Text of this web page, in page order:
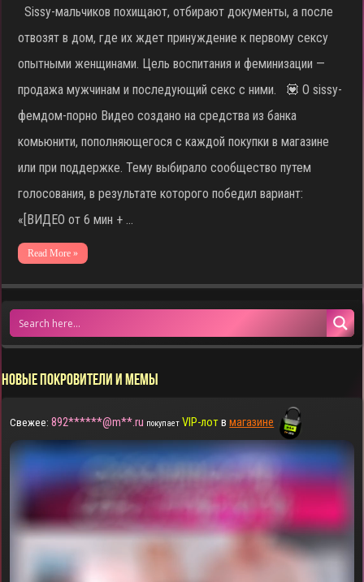
Sissy-мальчиков похищают, отбирают документы, а после
отвозят в дом, где их ждет принуждение к первому сексу
опытными женщинами. Цель воспитания и феминизации —
продажа мужчинам и последующий секс с ними. 💟 О sissy-
фемдом-порно Видео создано на средства из банка
комьюнити, пополняющегося с каждой покупки в магазине
или при поддержке. Тему выбирало сообщество путем
голосования, в результате которого победил вариант:
«[ВИДЕО от 6 мин + …
Read More »
НОВЫЕ ПОКРОВИТЕЛИ И МЕМЫ
Свежее: 892******@m**.ru покупает VIP-лотвмагазине